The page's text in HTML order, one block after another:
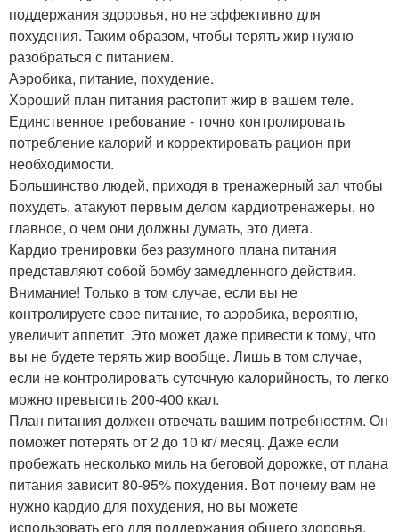
поддержания здоровья, но не эффективно для
похудения. Таким образом, чтобы терять жир нужно
разобраться с питанием.
Аэробика, питание, похудение.
Хороший план питания растопит жир в вашем теле.
Единственное требование - точно контролировать
потребление калорий и корректировать рацион при
необходимости.
Большинство людей, приходя в тренажерный зал чтобы
похудеть, атакуют первым делом кардиотренажеры, но
главное, о чем они должны думать, это диета.
Кардио тренировки без разумного плана питания
представляют собой бомбу замедленного действия.
Внимание! Только в том случае, если вы не
контролируете свое питание, то аэробика, вероятно,
увеличит аппетит. Это может даже привести к тому, что
вы не будете терять жир вообще. Лишь в том случае,
если не контролировать суточную калорийность, то легко
можно превысить 200-400 ккал.
План питания должен отвечать вашим потребностям. Он
поможет потерять от 2 до 10 кг/ месяц. Даже если
пробежать несколько миль на беговой дорожке, от плана
питания зависит 80-95% похудения. Вот почему вам не
нужно кардио для похудения, но вы можете
использовать его для поддержания общего здоровья.